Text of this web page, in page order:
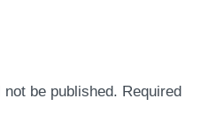
be published. Required